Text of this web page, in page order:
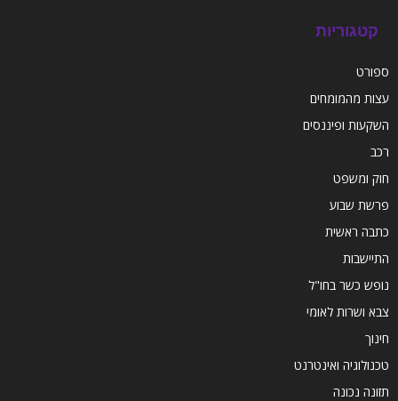
קטגוריות
ספורט
עצות מהמומחים
השקעות ופיננסים
רכב
חוק ומשפט
פרשת שבוע
כתבה ראשית
התיישבות
נופש כשר בחו"ל
צבא ושרות לאומי
חינוך
טכנולוגיה ואינטרנט
תזונה נכונה